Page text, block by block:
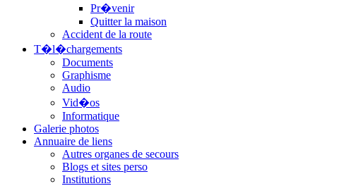
Pr�venir
Quitter la maison
Accident de la route
T�l�chargements
Documents
Graphisme
Audio
Vid�os
Informatique
Galerie photos
Annuaire de liens
Autres organes de secours
Blogs et sites perso
Institutions